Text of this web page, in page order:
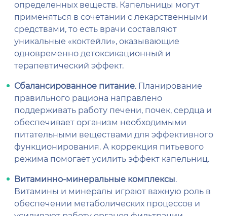
определенных веществ. Капельницы могут
применяться в сочетании с лекарственными
средствами, то есть врачи составляют
уникальные «коктейли», оказывающие
одновременно детоксикационный и
терапевтический эффект.
Сбалансированное питание. Планирование
правильного рациона направлено
поддерживать работу печени, почек, сердца и
обеспечивает организм необходимыми
питательными веществами для эффективного
функционирования. А коррекция питьевого
режима помогает усилить эффект капельниц.
Витаминно-минеральные комплексы.
Витамины и минералы играют важную роль в
обеспечении метаболических процессов и